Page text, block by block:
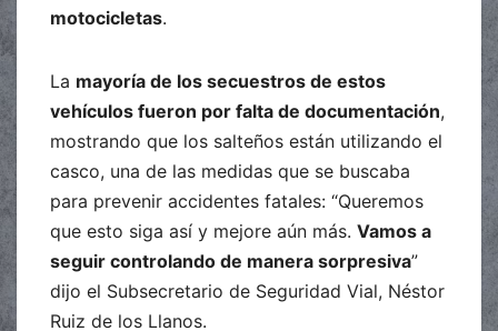
motocicletas.
La mayoría de los secuestros de estos
vehículos fueron por falta de documentación,
mostrando que los salteños están utilizando el
casco, una de las medidas que se buscaba
para prevenir accidentes fatales: “Queremos
que esto siga así y mejore aún más. Vamos a
seguir controlando de manera sorpresiva”
dijo el Subsecretario de Seguridad Vial, Néstor
Ruiz de los Llanos.